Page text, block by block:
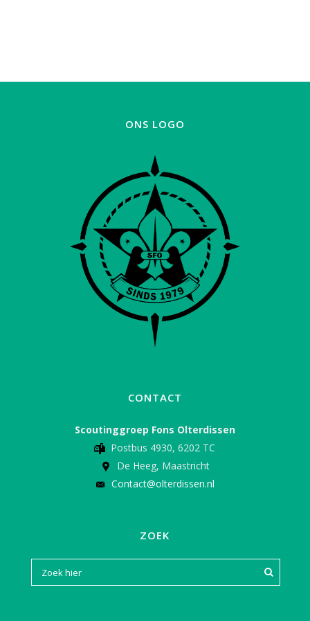
ONS LOGO
CONTACT
Scoutinggroep Fons Olterdissen
Postbus 4930, 6202 TC
De Heeg, Maastricht
Contact@olterdissen.nl
ZOEK